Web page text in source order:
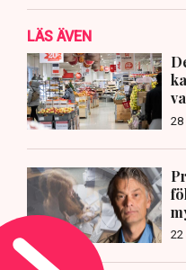
LÄS ÄVEN
28
22